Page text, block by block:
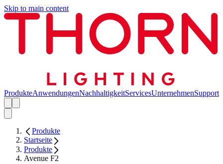
Skip to main content
ProdukteAnwendungenNachhaltigkeitServicesUnternehmenSupport
Produkte
Startseite
Produkte
Avenue F2